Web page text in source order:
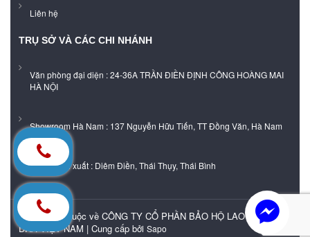
Liên hệ
TRỤ SỞ VÀ CÁC CHI NHÁNH
Văn phòng đại diện : 24-36A TRẦN ĐIỀN ĐỊNH CÔNG HOÀNG MAI
HÀ NỘI
Showroom Hà Nam : 137 Nguyễn Hữu Tiến, TT Đồng Văn, Hà Nam
Xưởng sản xuất : Diêm Điền, Thái Thụy, Thái Bình
Bản quyền thuộc về CÔNG TY CỔ PHẦN BẢO HỘ LAO ĐỘNG
DHA VIỆT NAM | Cung cấp bởi Sapo